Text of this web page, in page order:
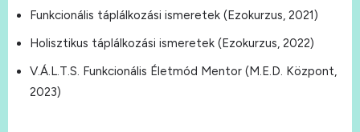
Funkcionális táplálkozási ismeretek (Ezokurzus, 2021)
Holisztikus táplálkozási ismeretek (Ezokurzus, 2022)
V.Á.L.T.S. Funkcionális Életmód Mentor (M.E.D. Központ,
2023)